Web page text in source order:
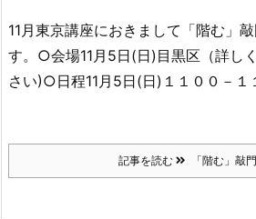
11月東京講座におきまして「階む」敲
す。○会場11月5日(日)目黒区（詳し
さい)○日程11月5日(日)１１００－１
記事を読む 「階む」敲